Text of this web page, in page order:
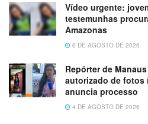
Vídeo urgente:
testemunhas
Amazonas
6 DE AGOSTO DE 2026
Repórter de
autorizado de fotos
anuncia processo
4 DE AGOSTO DE 2026